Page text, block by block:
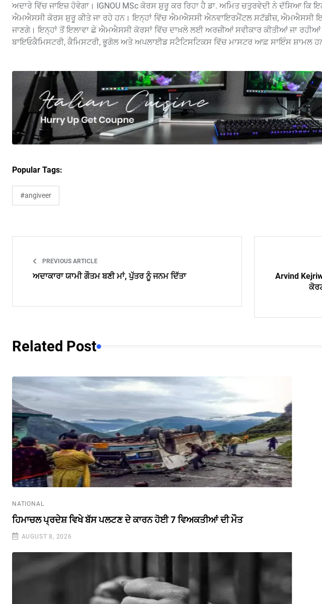
ਅਦਾਰੇ ਵਿੱਚ ਜਾਇਜ਼ ਹੋਵੇਗਾ। IGNOU MSc ਕੋਰਸ ਸ਼ੁਰੂ ਕਰ ਰਿਹਾ ਹੈ ਡਾ. ਅਮਿਤ ਚਤੁਰਵੇਦੀ ਨੇ ਦੱਸਿਆ
ਐਮਐਸਸੀ ਕੋਰਸ ਸ਼ੁਰੂ ਕੀਤੇ ਜਾ ਰਹੇ ਹਨ। ਇਨ੍ਹਾਂ ਵਿੱਚ ਐਮਐਸਸੀ ਐਨਵਾਇਰਮੈਂਟਲ ਸਟੱਡੀਜ਼, ਐਮਐਸਸੀ
ਜਾਣਗੇ। ਇਨ੍ਹਾਂ ਤੋਂ ਇਲਾਵਾ ਛੇ ਐਮਐਸਸੀ ਕੋਰਸਾਂ ਵਿੱਚ ਦਾਖ਼ਲੇ ਲਈ ਅਰਜ਼ੀਆਂ ਸਵੀਕਾਰ ਕੀਤੀਆਂ ਜਾ ਰਹੀਆਂ
ਬਾਇਓਕੈਮਿਸਟਰੀ, ਕੈਮਿਸਟਰੀ, ਭੂਗੋਲ ਅਤੇ ਅਪਲਾਈਡ ਸਟੈਟਿਸਟਿਕਸ ਵਿੱਚ ਮਾਸਟਰ ਆਫ਼ ਸਾਇੰਸ ਸ਼ਾਮਲ
Popular Tags:
#angiveer
PREVIOUS ARTICLE
ਅਦਾਕਾਰਾ ਯਾਮੀ ਗੌਤਮ ਬਣੀ ਮਾਂ, ਪੁੱਤਰ ਨੂੰ ਜਨਮ ਦਿੱਤਾ
Arvind
Related Post
NATIONAL
ਹਿਮਾਚਲ ਪ੍ਰਦੇਸ਼ ਵਿਖੇ ਬੱਸ ਪਲਟਣ ਦੇ ਕਾਰਨ ਹੋਈ 7 ਵਿਅਕਤੀਆਂ ਦੀ ਮੌਤ
AUGUST 8, 2026